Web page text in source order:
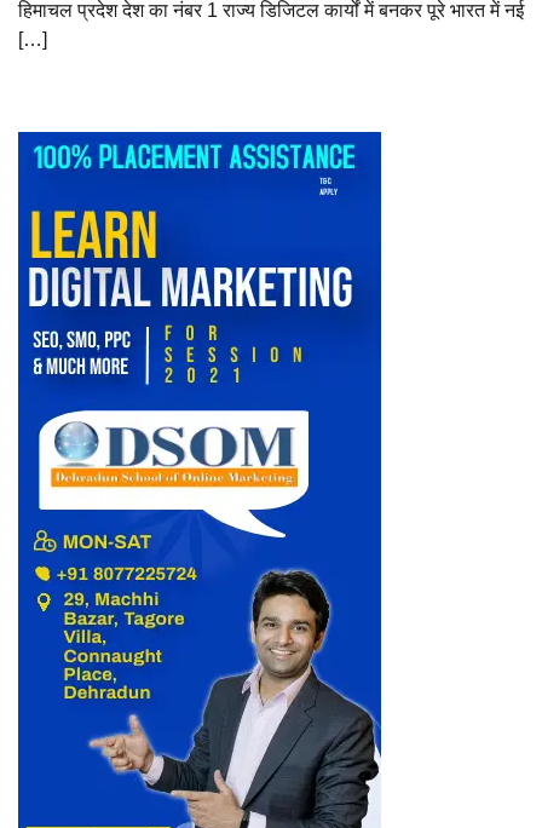
हिमाचल प्रदेश देश का नंबर 1 राज्य डिजिटल कार्यों में बनकर पूरे भारत में नई
[…]